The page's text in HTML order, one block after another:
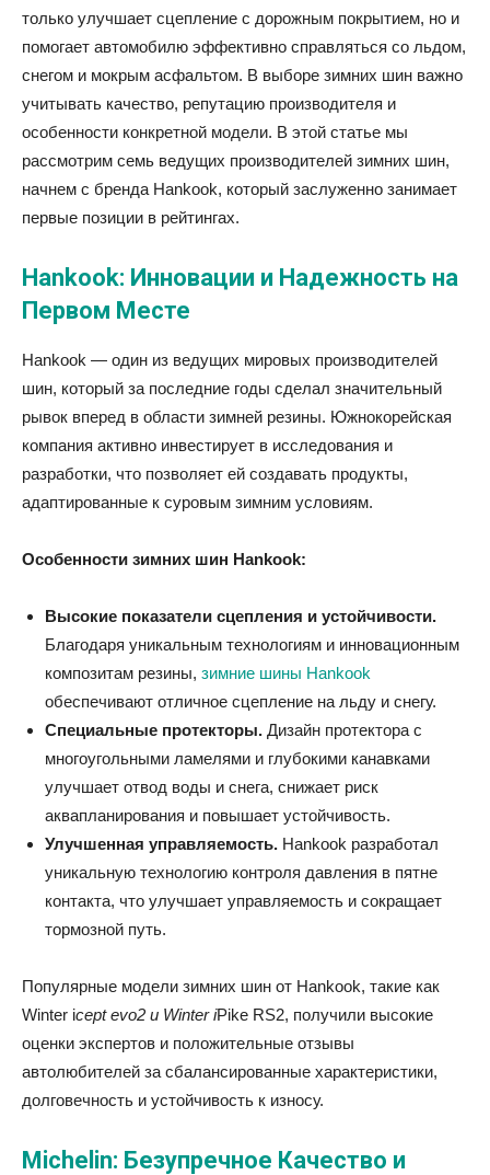
только улучшает сцепление с дорожным покрытием, но и
помогает автомобилю эффективно справляться со льдом,
снегом и мокрым асфальтом. В выборе зимних шин важно
учитывать качество, репутацию производителя и
особенности конкретной модели. В этой статье мы
рассмотрим семь ведущих производителей зимних шин,
начнем с бренда Hankook, который заслуженно занимает
первые позиции в рейтингах.
Hankook: Инновации и Надежность на
Первом Месте
Hankook — один из ведущих мировых производителей
шин, который за последние годы сделал значительный
рывок вперед в области зимней резины. Южнокорейская
компания активно инвестирует в исследования и
разработки, что позволяет ей создавать продукты,
адаптированные к суровым зимним условиям.
Особенности зимних шин Hankook:
Высокие показатели сцепления и устойчивости.
Благодаря уникальным технологиям и инновационным
композитам резины, зимние шины Hankook
обеспечивают отличное сцепление на льду и снегу.
Специальные протекторы. Дизайн протектора с
многоугольными ламелями и глубокими канавками
улучшает отвод воды и снега, снижает риск
аквапланирования и повышает устойчивость.
Улучшенная управляемость. Hankook разработал
уникальную технологию контроля давления в пятне
контакта, что улучшает управляемость и сокращает
тормозной путь.
Популярные модели зимних шин от Hankook, такие как
Winter icept evo2 и Winter iPike RS2, получили высокие
оценки экспертов и положительные отзывы
автолюбителей за сбалансированные характеристики,
долговечность и устойчивость к износу.
Michelin: Безупречное Качество и